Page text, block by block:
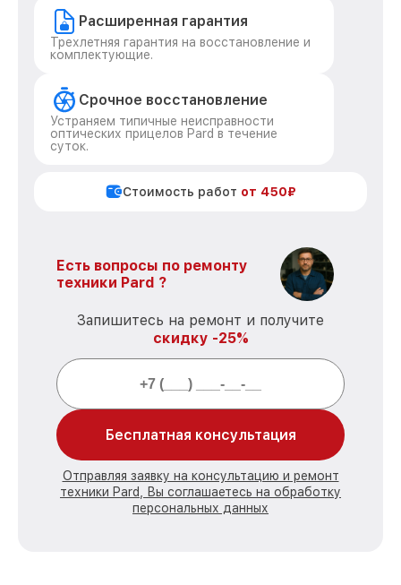
Расширенная гарантия
Трехлетняя гарантия на восстановление и
комплектующие.
Срочное восстановление
Устраняем типичные неисправности
оптических прицелов Pard в течение
суток.
Стоимость работ от 450₽
Есть вопросы по ремонту
техники Pard ?
Запишитесь на ремонт и получите
скидку -25%
Бесплатная консультация
Отправляя заявку на консультацию и ремонт
техники Pard, Вы соглашаетесь на обработку
персональных данных